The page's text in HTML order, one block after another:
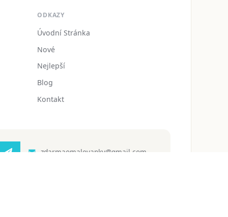
ODKAZY
Úvodní Stránka
Nové
Nejlepší
Blog
Kontakt
zdarmaomalovanky@gmail.com